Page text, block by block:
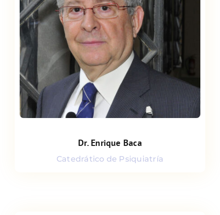
Dr. Enrique Baca
Catedrático de Psiquiatría
Dr. Enrique Baca